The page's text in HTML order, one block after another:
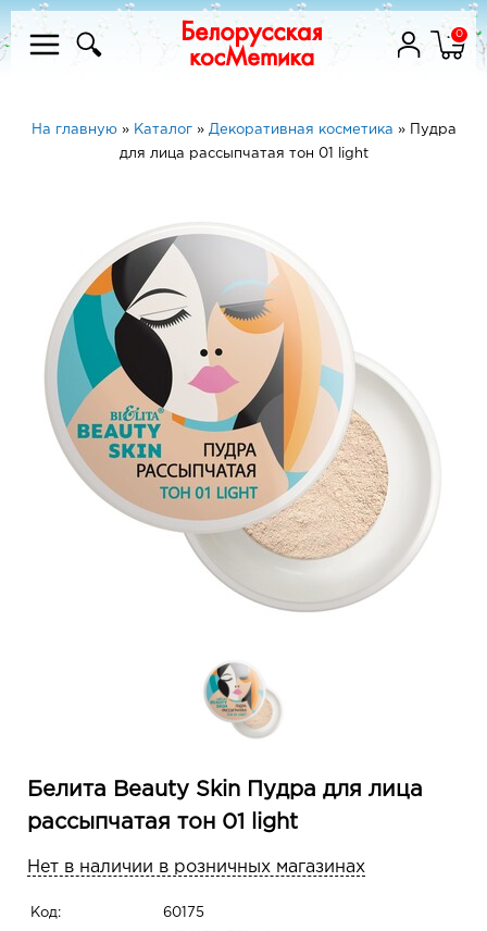
0
На главную» Каталог» Декоративная косметика »
Пудра
для лица рассыпчатая тон 01 light
Белита Beauty Skin Пудра для лица
рассыпчатая тон 01 light
Нет в наличии в розничных магазинах
Код: 60175